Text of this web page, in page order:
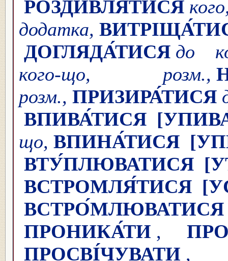
РОЗДИВЛЯ́ТИСЯ
додатка,
ДОГЛЯДА́ТИСЯ до
кого-що, розм.,
розм., ПРИЗИРА́ТИСЯ
ВПИВА́ТИСЯ
що, ВПИНА́ТИСЯ
ВТУ́ПЛЮВАТИСЯ
ВСТРОМЛЯ́ТИСЯ
ВСТРО́МЛЮВАТИСЯ
ПРОНИКА́ТИ ,
ПРОСВІ́ЧУВАТИ